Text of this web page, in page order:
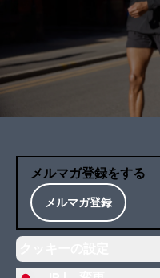
メルマガ登録をする
メルマガ登録